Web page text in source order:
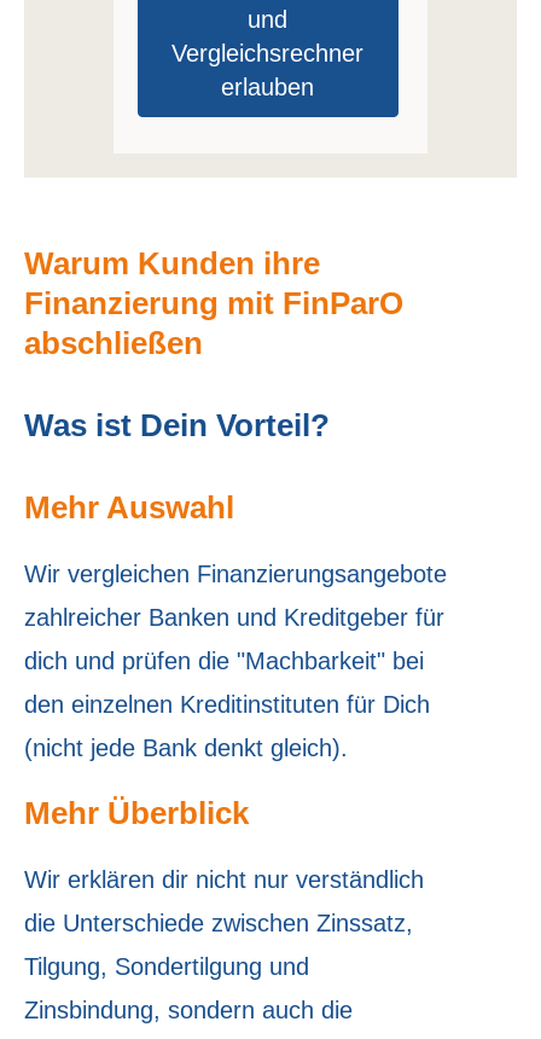
und
Vergleichsrechner
erlauben
Warum Kunden ihre
Finanzierung mit FinParO
abschließen
Was ist Dein Vorteil?
Mehr Auswahl
Wir ver­gleichen Finanzierungsangebote
zahlreicher Banken und Kreditgeber für
dich und prüfen die "Machbarkeit" bei
den einzelnen Kreditinstituten für Dich
(nicht jede Bank denkt gleich).
Mehr Überblick
Wir erklären dir nicht nur verständlich
die Unterschiede zwischen Zinssatz,
Tilgung, Sondertilgung und
Zinsbindung, sondern auch die